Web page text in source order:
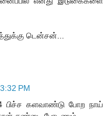
டென்சன்...
PM
பிச்ச களவாண்டு போற நாய்